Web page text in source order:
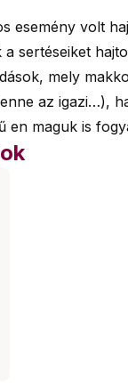
esemény volt
sertéseiket
mely
az igazi…),
en maguk is